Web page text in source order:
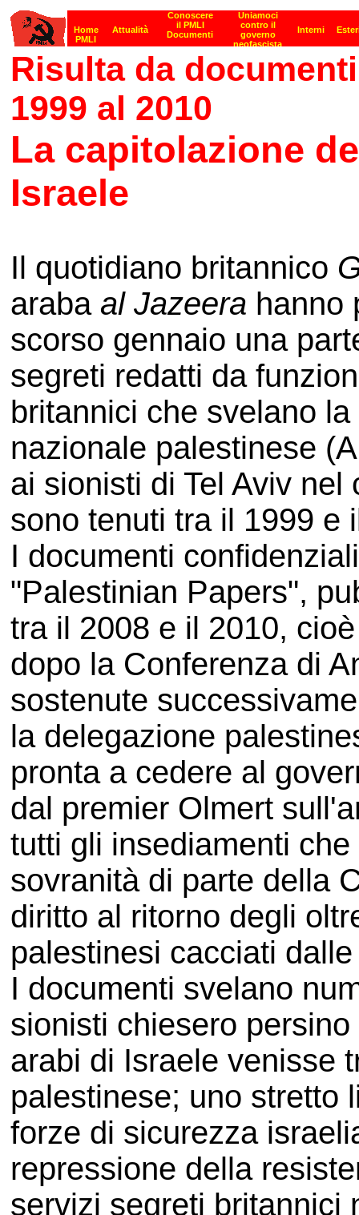
Risulta da
1999 al 2010
La capitolazione
Israele
Il quotidiano britannico
araba al Jazeera hanno
scorso gennaio una
segreti redatti da
britannici che svelano
nazionale palestinese
ai sionisti di Tel Aviv
sono tenuti tra il 1999 e
I documenti
"Palestinian Papers",
tra il 2008 e il 2010,
dopo la Conferenza di
sostenute
la delegazione
pronta a cedere al
dal premier Olmert
tutti gli insediamenti
sovranità di parte della
diritto al ritorno degli
palestinesi cacciati
I documenti svelano
sionisti chiesero
arabi di Israele venisse
palestinese; uno stretto
forze di sicurezza
repressione della
servizi segreti britannici